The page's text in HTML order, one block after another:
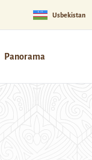
Usbekistan
Panorama